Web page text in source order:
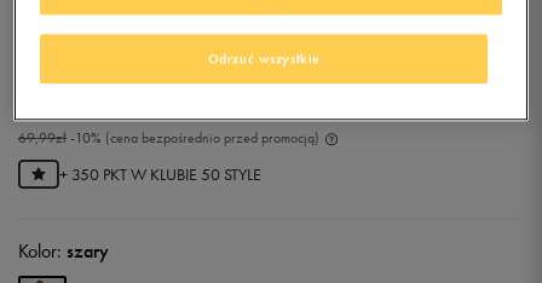
69,99zł-10% (cena bezpośrednio przed promocją)
62,99złz Vat
+ 350 PKT W KLUBIE 50 STYLE
Kolor: szary
Odrzuć wszystkie